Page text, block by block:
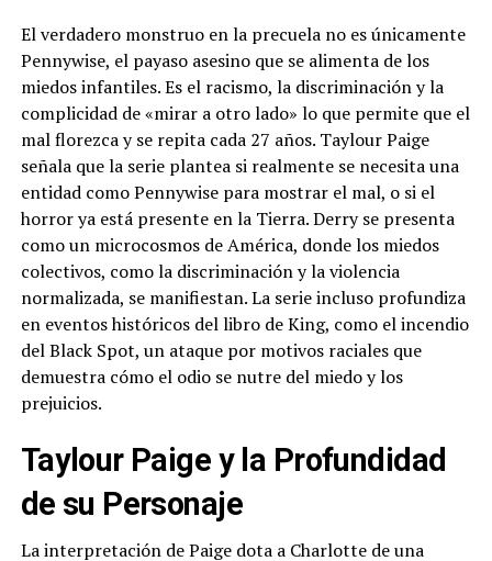
El verdadero monstruo en la precuela no es únicamente
Pennywise, el payaso asesino que se alimenta de los
miedos infantiles. Es el racismo, la discriminación y la
complicidad de «mirar a otro lado» lo que permite que el
mal florezca y se repita cada 27 años. Taylour Paige
señala que la serie plantea si realmente se necesita una
entidad como Pennywise para mostrar el mal, o si el
horror ya está presente en la Tierra. Derry se presenta
como un microcosmos de América, donde los miedos
colectivos, como la discriminación y la violencia
normalizada, se manifiestan. La serie incluso profundiza
en eventos históricos del libro de King, como el incendio
del Black Spot, un ataque por motivos raciales que
demuestra cómo el odio se nutre del miedo y los
prejuicios.
Taylour Paige y la Profundidad
de su Personaje
La interpretación de Paige dota a Charlotte de una